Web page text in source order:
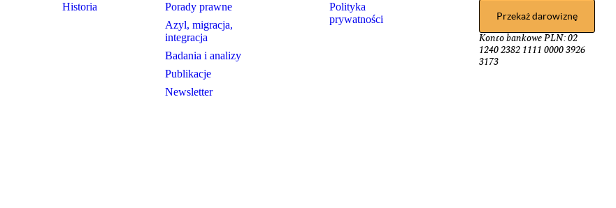
Historia
Porady prawne
Azyl, migracja,
integracja
Badania i analizy
Publikacje
Newsletter
Polityka
prywatności
Przekaż darowiznę
Konto bankowe PLN: 02
1240 2382 1111 0000 3926
3173